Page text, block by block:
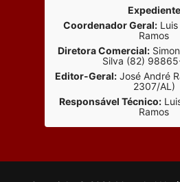
Expediente
Coordenador Geral:Luis
Ramos
Diretora Comercial:
Silva (82)
Editor-Geral:José André
2307/AL)
Responsável Técnico:
Ramos